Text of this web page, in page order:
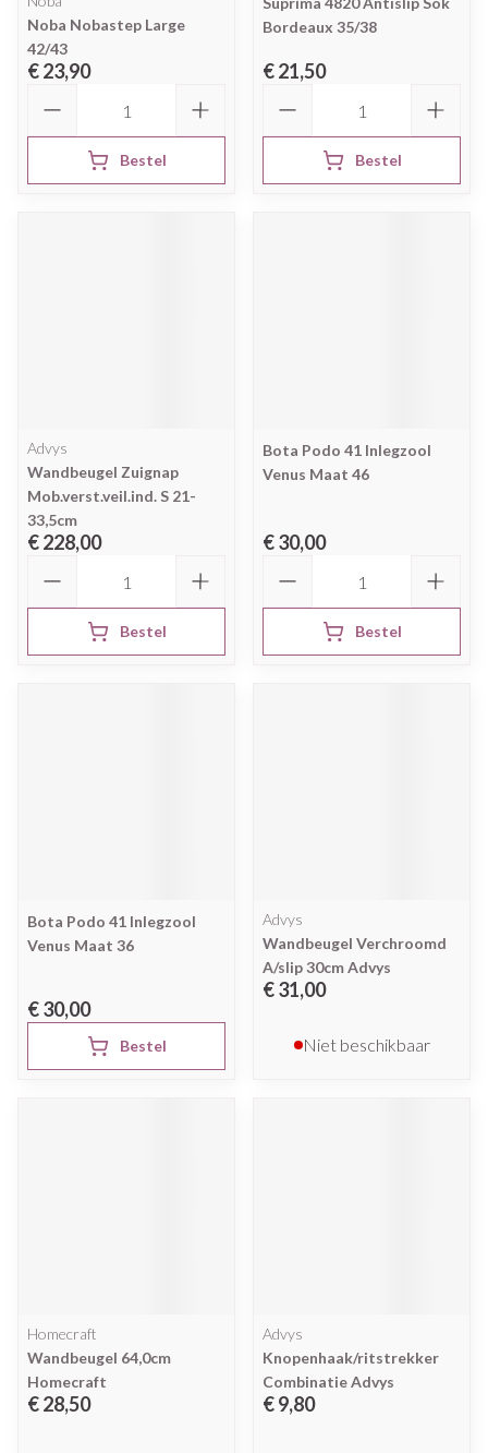
Noba Nobastep Large
42/43
€ 23,90
Bestel
Bordeaux 35/38
€ 21,50
Bestel
Advys
Wandbeugel Zuignap
Mob.verst.veil.ind. S 21-
33,5cm
€ 228,00
Bestel
Bota Podo 41 Inlegzool
Venus Maat 46
€ 30,00
Bestel
Bota Podo 41 Inlegzool
Venus Maat 36
€ 30,00
Bestel
Advys
Wandbeugel Verchroomd
A/slip 30cm Advys
€ 31,00
Niet beschikbaar
Homecraft
Wandbeugel 64,0cm
Homecraft
€ 28,50
Advys
Knopenhaak/ritstrekker
Combinatie Advys
€ 9,80